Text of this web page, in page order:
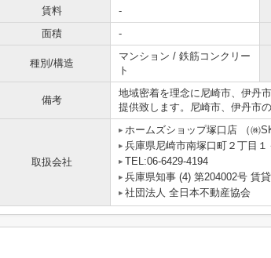
賃料 -
面積
-
種別/構造
マンション / 鉄筋コンクリー
ト
備考
地域密着を理念に尼崎市、伊丹
提供致します。尼崎市、伊丹市
取扱会社
ホームズショップ塚口店 （㈱
兵庫県尼崎市南塚口町２丁目
TEL:06-6429-4194
兵庫県知事 (4) 第204002号 賃
社団法人 全日本不動産協会